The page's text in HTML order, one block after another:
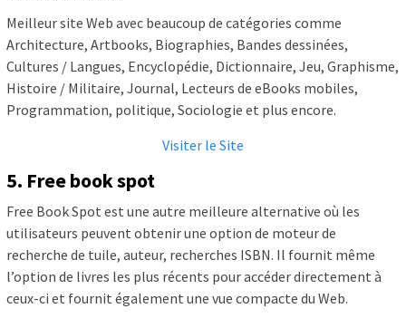
Meilleur site Web avec beaucoup de catégories comme
Architecture, Artbooks, Biographies, Bandes dessinées,
Cultures / Langues, Encyclopédie, Dictionnaire, Jeu, Graphisme,
Histoire / Militaire, Journal, Lecteurs de eBooks mobiles,
Programmation, politique, Sociologie et plus encore.
Visiter le Site
5. Free book spot
Free Book Spot est une autre meilleure alternative où les
utilisateurs peuvent obtenir une option de moteur de
recherche de tuile, auteur, recherches ISBN. Il fournit même
l’option de livres les plus récents pour accéder directement à
ceux-ci et fournit également une vue compacte du Web.